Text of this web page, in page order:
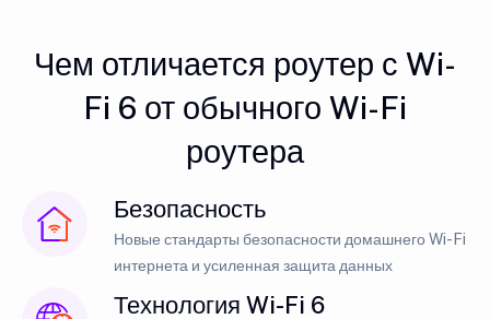
Чем отличается роутер с Wi-
Fi 6 от обычного Wi-Fi
роутера
Безопасность
Новые стандарты безопасности домашнего Wi-Fi
интернета и усиленная защита данных
Технология Wi-Fi 6